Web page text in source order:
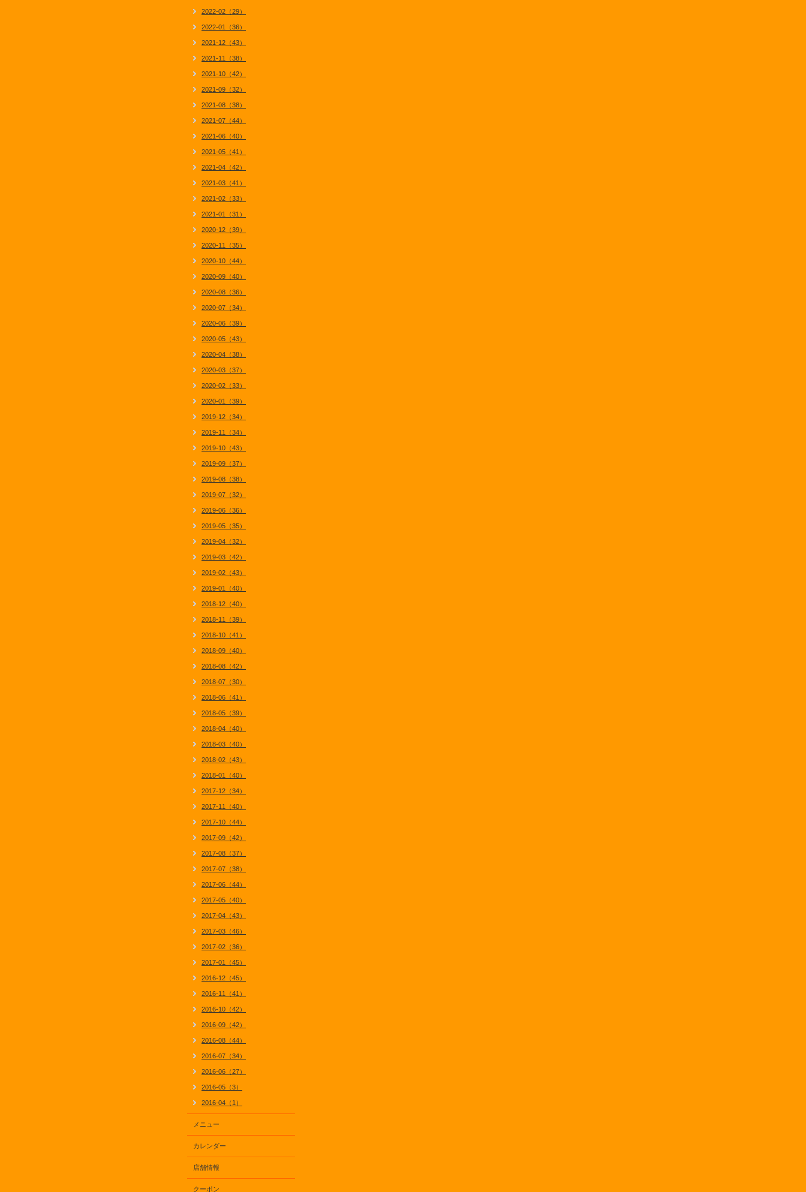
2022-02（29）
2022-01（36）
2021-12（43）
2021-11（38）
2021-10（42）
2021-09（32）
2021-08（38）
2021-07（44）
2021-06（40）
2021-05（41）
2021-04（42）
2021-03（41）
2021-02（33）
2021-01（31）
2020-12（39）
2020-11（35）
2020-10（44）
2020-09（40）
2020-08（36）
2020-07（34）
2020-06（39）
2020-05（43）
2020-04（38）
2020-03（37）
2020-02（33）
2020-01（39）
2019-12（34）
2019-11（34）
2019-10（43）
2019-09（37）
2019-08（38）
2019-07（32）
2019-06（36）
2019-05（35）
2019-04（32）
2019-03（42）
2019-02（43）
2019-01（40）
2018-12（40）
2018-11（39）
2018-10（41）
2018-09（40）
2018-08（42）
2018-07（30）
2018-06（41）
2018-05（39）
2018-04（40）
2018-03（40）
2018-02（43）
2018-01（40）
2017-12（34）
2017-11（40）
2017-10（44）
2017-09（42）
2017-08（37）
2017-07（38）
2017-06（44）
2017-05（40）
2017-04（43）
2017-03（46）
2017-02（36）
2017-01（45）
2016-12（45）
2016-11（41）
2016-10（42）
2016-09（42）
2016-08（44）
2016-07（34）
2016-06（27）
2016-05（3）
2016-04（1）
メニュー
カレンダー
店舗情報
クーポン